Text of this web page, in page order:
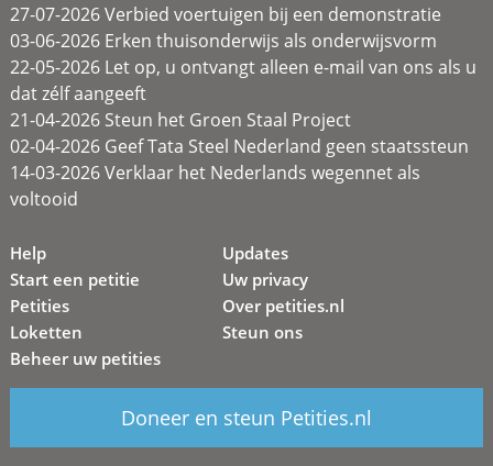
27-07-2026 Verbied voertuigen bij een demonstratie
03-06-2026 Erken thuisonderwijs als onderwijsvorm
22-05-2026 Let op, u ontvangt alleen e-mail van ons als u
dat zélf aangeeft
21-04-2026 Steun het Groen Staal Project
02-04-2026 Geef Tata Steel Nederland geen staatssteun
14-03-2026 Verklaar het Nederlands wegennet als
voltooid
Help
Start een petitie
Petities
Loketten
Beheer uw petities
Updates
Uw privacy
Over petities.nl
Steun ons
Doneer en steun Petities.nl